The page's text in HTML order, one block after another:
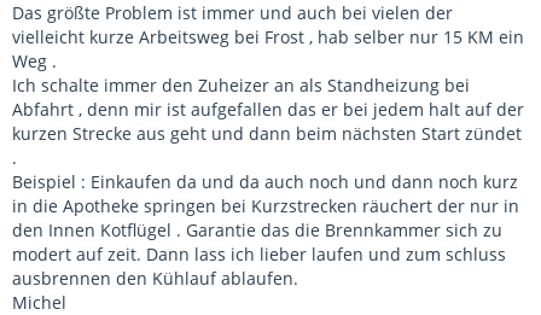
Das größte Problem ist immer und auch bei vielen der
vielleicht kurze Arbeitsweg bei Frost , hab selber nur 15 KM ein
Weg .
Ich schalte immer den Zuheizer an als Standheizung bei
Abfahrt , denn mir ist aufgefallen das er bei jedem halt auf der
kurzen Strecke aus geht und dann beim nächsten Start zündet
.
Beispiel : Einkaufen da und da auch noch und dann noch kurz
in die Apotheke springen bei Kurzstrecken räuchert der nur in
den Innen Kotflügel . Garantie das die Brennkammer sich zu
modert auf zeit. Dann lass ich lieber laufen und zum schluss
ausbrennen den Kühlauf ablaufen.
Michel